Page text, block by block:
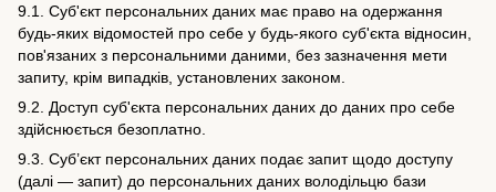
9.1. Суб'єкт персональних даних має право на одержання
будь-яких відомостей про себе у будь-якого суб'єкта відносин,
пов'язаних з персональними даними, без зазначення мети
запиту, крім випадків, установлених законом.
9.2. Доступ суб'єкта персональних даних до даних про себе
здійснюється безоплатно.
9.3. Суб’єкт персональних даних подає запит щодо доступу
(далі — запит) до персональних даних володільцю бази